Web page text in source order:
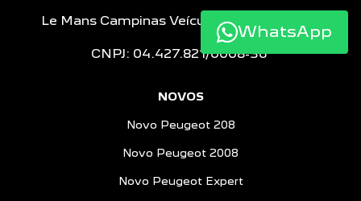
Le Mans Campinas Veículos e Peças LTDA
CNPJ: 04.427.821/0008-36
NOVOS
Novo Peugeot 208
Novo Peugeot 2008
Novo Peugeot Expert
WhatsApp